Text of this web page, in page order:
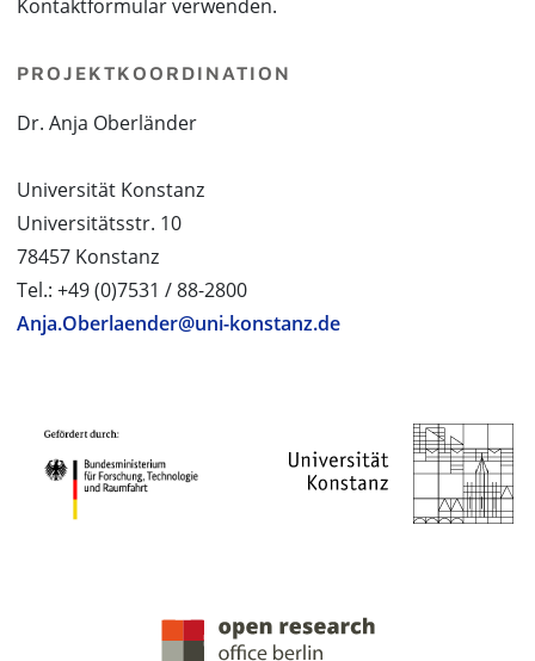
Kontaktformular verwenden.
PROJEKTKOORDINATION
Dr. Anja Oberländer
Universität Konstanz
Universitätsstr. 10
78457 Konstanz
Tel.: +49 (0)7531 / 88-2800
Anja.Oberlaender@uni-konstanz.de